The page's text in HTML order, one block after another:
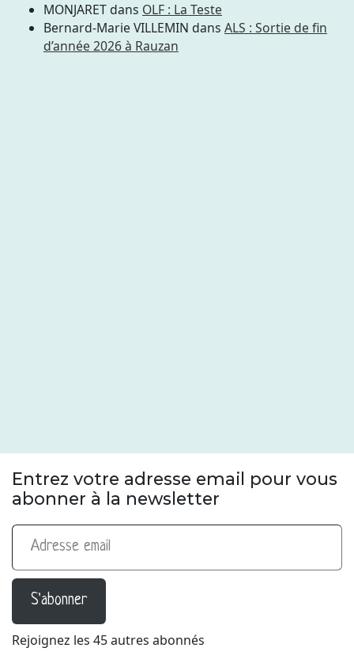
MONJARETdans OLF : La Teste
Bernard-Marie VILLEMIN dans ALS : Sortie de fin
d’année 2026 à Rauzan
Entrez votre adresse email pour vous
abonner à la newsletter
Adresse email
S'abonner
Rejoignez les 45 autres abonnés